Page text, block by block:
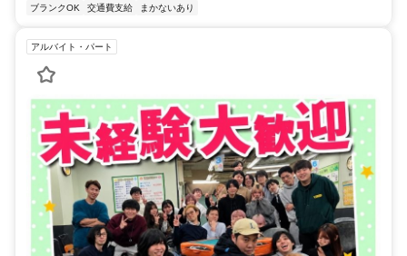
ブランクOK
交通費支給 まかないあり
アルバイト・パート